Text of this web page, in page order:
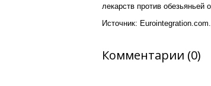
лекарств против обезьяньей
Источник:
Комментарии (0)